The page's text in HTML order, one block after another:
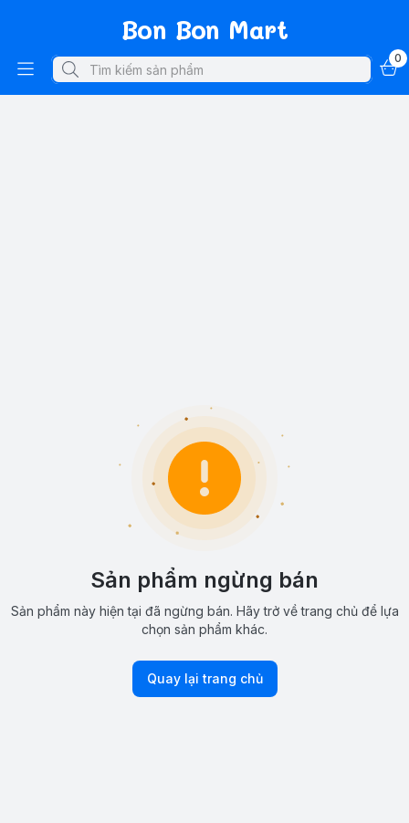
Bon Bon Mart
0
Sản phẩm ngừng bán
Sản phẩm này hiện tại đã ngừng bán. Hãy trở về trang chủ để lựa
chọn sản phẩm khác.
Quay lại trang chủ